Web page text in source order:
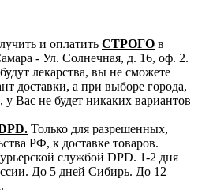
и оплатить СТРОГО в
- Ул. Солнечная, д. 16, оф. 2.
лекарства, вы не сможете
доставки, а при выборе города,
Вас не будет никаких вариантов
Только для разрешенных,
РФ, к доставке товаров.
службой DPD. 1-2 дня
До 5 дней Сибирь. До 12